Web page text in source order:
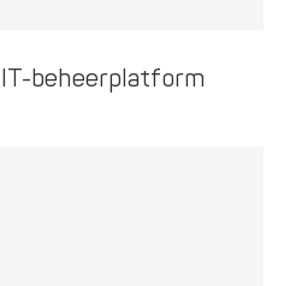
beheerplatform